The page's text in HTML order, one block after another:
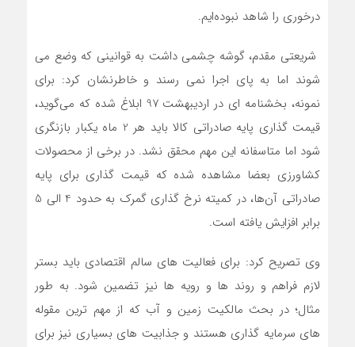
درخوری را شاهد نبوده‌ایم.
شریعتی مقدم، گوشه چشمی داشت به قوانینی که وضع می
شوند اما به پای اجرا نمی رسند و خاطرنشان کرد: برای
نمونه، بخشنامه ای در اردیبهشت 97 ابلاغ شده که می‌گوید،
قیمت گذاری پایه صادراتی کالا باید هر 2 ماه یکبار بازنگری
شود اما متاسفانه این مهم محقق نشد. در برخی از محصولات
کشاورزی بعضا مشاهده شده که قیمت گذاری برای پایه
صادراتی آن‌ها، در کمیته نرخ گذاری گمرک به حدود 4 الی 5
برابر افزایش یافته است.
وی تصریح کرد: برای فعالیت های سالم اقتصادی باید بستر
لازم فراهم و روند ها و رویه ها نیز تضمین شود. به طور
مثال؛ در بحث مالکیت زمین و آب که از مهم ترین مقوله
های سرمایه گذاری هستند و جذابیت های بسیاری نیز برای